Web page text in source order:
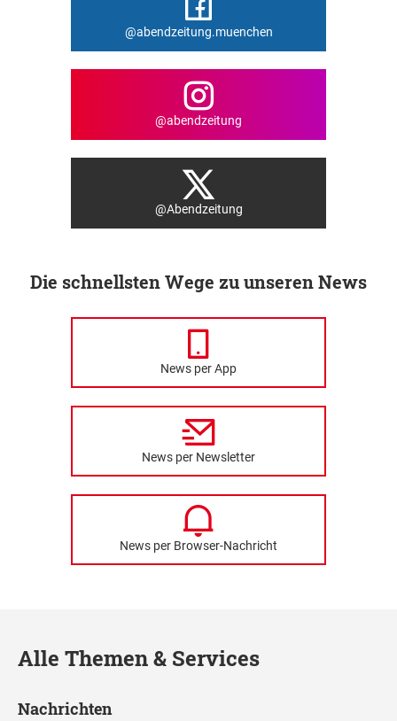
@abendzeitung.muenchen
@abendzeitung
@Abendzeitung
Die schnellsten Wege zu unseren News
News per App
News per Newsletter
News per Browser-Nachricht
Alle Themen & Services
Nachrichten